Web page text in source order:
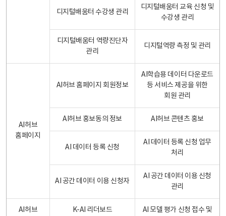
디지털배움터 수강생 관리
디지털배움터 교육 신청 및
수강생 관리
디지털배움터 역량진단자
관리
디지털역량 측정 및 관리
AI허브
홈페이지
AI허브 홈페이지 회원정보
AI학습용 데이터 다운로드
등 서비스 제공을 위한
회원 관리
AI허브 홍보동의 정보 AI허브 콘텐츠 홍보
AI 데이터 등록 신청
AI 데이터 등록 신청 업무
처리
AI 공간 데이터 이용 신청자
AI 공간 데이터 이용 신청
관리
AI허브
K-AI 리더보드
AI 모델 평가 신청 접수 및